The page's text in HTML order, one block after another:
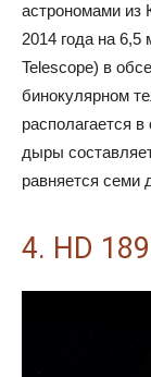
астрономами из
2014 года на 6,5
Telescope) в
бинокулярном
располагается
дыры
равняется семи
4. HD